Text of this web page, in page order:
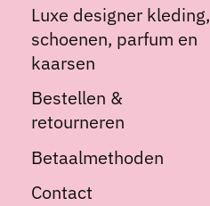
Luxe designer kleding,
schoenen, parfum en
kaarsen
Bestellen &
retourneren
Betaalmethoden
Contact